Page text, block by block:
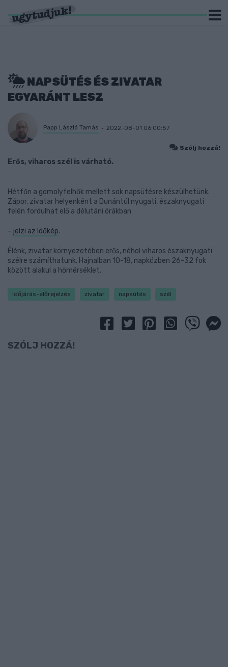
NAPSÜTÉS ÉS ZIVATAR
EGYARÁNT LESZ
Papp László Tamás 2022-08-01 06:00:57
Szólj hozzá!
Erős, viharos szél is várható.
Hétfőn a gomolyfelhők mellett sok napsütésre készülhetünk.
Zápor, zivatar helyenként a Dunántúl nyugati, északnyugati
felén fordulhat elő a délutáni órákban
– jelzi az Időkép.
Élénk, zivatar környezetében erős, néhol viharos északnyugati
szélre számíthatunk. Hajnalban 10-18, napközben 26-32 fok
között alakul a hőmérséklet.
Időjárás-előrejelzés zivatar napsütés szél
SZÓLJ HOZZÁ!